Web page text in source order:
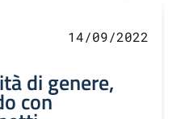
14/09/2022
di genere,
con